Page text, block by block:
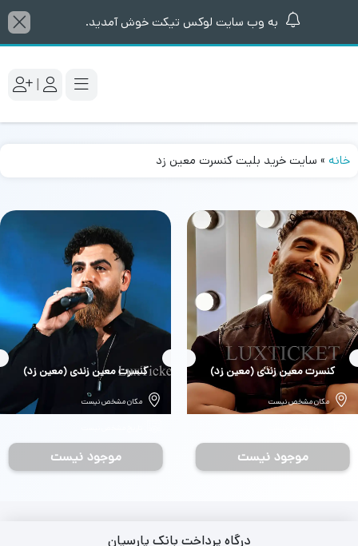
به وب سایت لوکس تیکت خوش آمدید.
|
خانه » سایت خرید بلیت کنسرت معین زد
بلیط
کنسرت معین زندی (معین زد)
مکان مشخص نیست
موجود نیست
بلیط
کنسرت معین زندی (معین زد)
مکان مشخص نیست
موجود نیست
درگاه پرداخت بانک پارسیان